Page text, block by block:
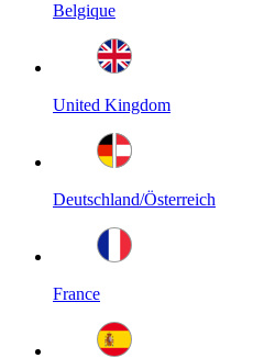
Belgique
United Kingdom
Deutschland/Österreich
France